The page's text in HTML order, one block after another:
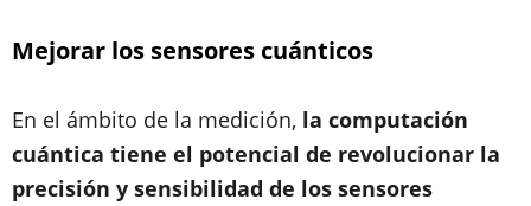
Mejorar los sensores cuánticos
En el ámbito de la medición, la computación
cuántica tiene el potencial de revolucionar la
precisión y sensibilidad de los sensores